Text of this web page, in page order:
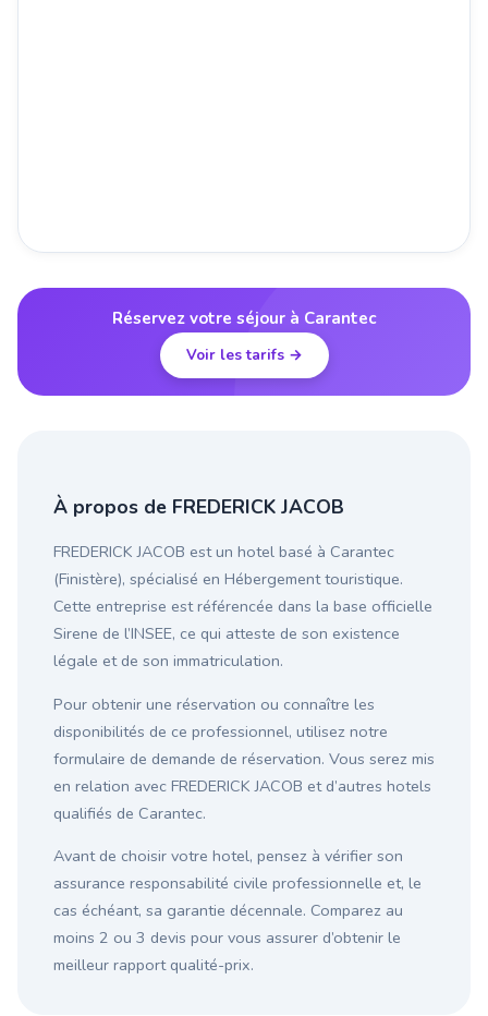
Réservez votre séjour à Carantec
Voir les tarifs →
À propos de FREDERICK JACOB
FREDERICK JACOB est un hotel basé à Carantec
(Finistère), spécialisé en Hébergement touristique.
Cette entreprise est référencée dans la base officielle
Sirene de l’INSEE, ce qui atteste de son existence
légale et de son immatriculation.
Pour obtenir une réservation ou connaître les
disponibilités de ce professionnel, utilisez notre
formulaire de demande de réservation. Vous serez mis
en relation avec FREDERICK JACOB et d’autres hotels
qualifiés de Carantec.
Avant de choisir votre hotel, pensez à vérifier son
assurance responsabilité civile professionnelle et, le
cas échéant, sa garantie décennale. Comparez au
moins 2 ou 3 devis pour vous assurer d’obtenir le
meilleur rapport qualité-prix.